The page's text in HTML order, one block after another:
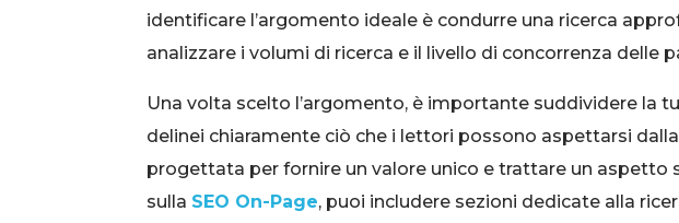
identificare l’argomento ideale è condurre una ricerca
analizzare i volumi di ricerca e il livello di concorrenza delle
Una volta scelto l’argomento, è importante suddividere la
delinei chiaramente ciò che i lettori possono aspettarsi
progettata per fornire un valore unico e trattare un
sulla SEO On-Page, puoi includere sezioni dedicate alla